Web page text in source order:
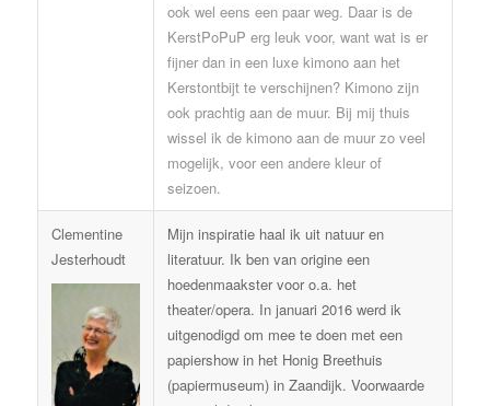
ook wel eens een paar weg. Daar is de
KerstPoPuP erg leuk voor, want wat is er
fijner dan in een luxe kimono aan het
Kerstontbijt te verschijnen? Kimono zijn
ook prachtig aan de muur. Bij mij thuis
wissel ik de kimono aan de muur zo veel
mogelijk, voor een andere kleur of
seizoen.
Clementine
Jesterhoudt
Mijn inspiratie haal ik uit natuur en
literatuur. Ik ben van origine een
hoedenmaakster voor o.a. het
theater/opera. In januari 2016 werd ik
uitgenodigd om mee te doen met een
papiershow in het Honig Breethuis
(papiermuseum) in Zaandijk. Voorwaarde